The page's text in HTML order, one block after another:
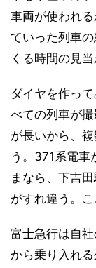
車両が使われ
ていった列車
くる時間の見当
ダイヤを作っ
べての列車が
が長いから、
う。371系電車
まなら、下吉
がすれ違う。
富士急行は自
から乗り入れ